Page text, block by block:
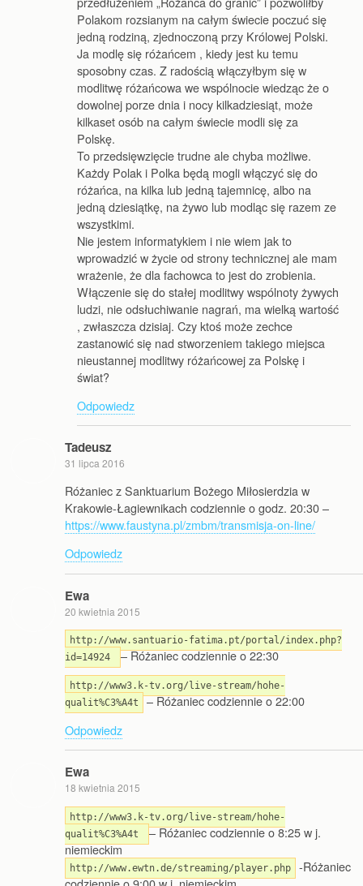
Polakom rozsianym na całym świecie poczuć się
jedną rodziną, zjednoczoną przy Królowej Polski.
Ja modlę się różańcem , kiedy jest ku temu
sposobny czas. Z radością włączyłbym się w
modlitwę różańcowa we wspólnocie wiedząc że o
dowolnej porze dnia i nocy kilkadziesiąt, może
kilkaset osób na całym świecie modli się za
Polskę.
To przedsięwzięcie trudne ale chyba możliwe.
Każdy Polak i Polka będą mogli włączyć się do
różańca, na kilka lub jedną tajemnicę, albo na
jedną dziesiątkę, na żywo lub modląc się razem ze
wszystkimi.
Nie jestem informatykiem i nie wiem jak to
wprowadzić w życie od strony technicznej ale mam
wrażenie, że dla fachowca to jest do zrobienia.
Włączenie się do stałej modlitwy wspólnoty żywych
ludzi, nie odsłuchiwanie nagrań, ma wielką wartość
, zwłaszcza dzisiaj. Czy ktoś może zechce
zastanowić się nad stworzeniem takiego miejsca
nieustannej modlitwy różańcowej za Polskę i
świat?
Odpowiedz
Tadeusz
31 lipca 2016
Różaniec z Sanktuarium Bożego Miłosierdzia w
Krakowie-Łagiewnikach codziennie o godz. 20:30 –
https://www.faustyna.pl/zmbm/transmisja-on-line/
Odpowiedz
Ewa
20 kwietnia 2015
http://www.santuario-fatima.pt/portal/index.php?
id=14924
– Różaniec codziennie o 22:30
http://www3.k-tv.org/live-stream/hohe-
qualit%C3%A4t – Różaniec codziennie o 22:00
Odpowiedz
Ewa
18 kwietnia 2015
http://www3.k-tv.org/live-stream/hohe-
qualit%C3%A4t
– Różaniec codziennie o 8:25 w j.
niemieckim
http://www.ewtn.de/streaming/player.php
-Różaniec